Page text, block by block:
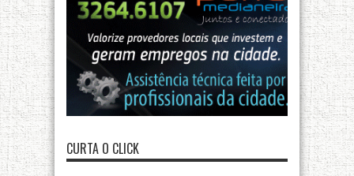
CURTA O CLICK